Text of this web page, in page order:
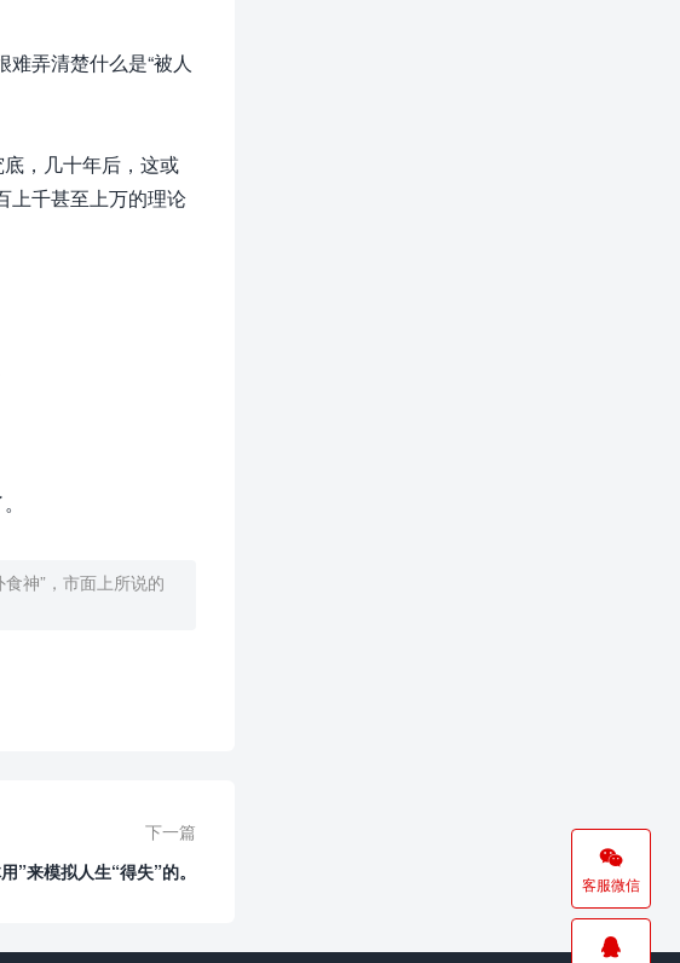
弄清楚什么是“被人
，几十年后，这或
上千甚至上万的理论
食神”，市面上所说的
下一篇
”来模拟人生“得失”的。

客服微信
